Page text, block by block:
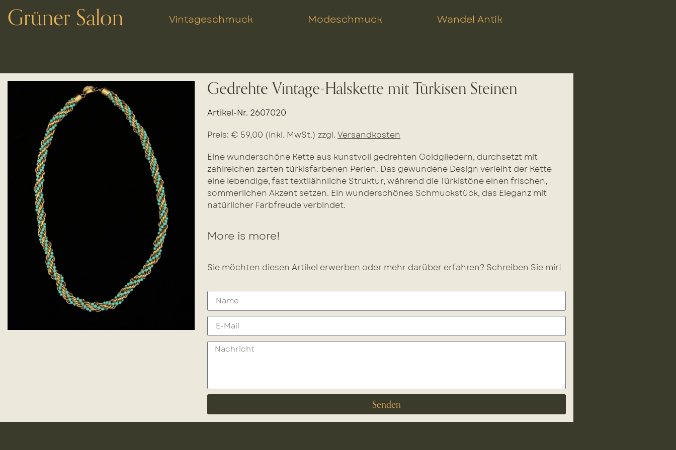
Grüner Salon Vintageschmuck Modeschmuck Wandel Antik
Gedrehte Vintage-Halskette mit Türkisen Steinen
Artikel-Nr. 2607020
Preis: € 59,00 (inkl. MwSt.) zzgl. Versandkosten
Eine wunderschöne Kette aus kunstvoll gedrehten Goldgliedern, durchsetzt mit
zahlreichen zarten türkisfarbenen Perlen. Das gewundene Design verleiht der Kette
eine lebendige, fast textilähnliche Struktur, während die Türkistöne einen frischen,
sommerlichen Akzent setzen. Ein wunderschönes Schmuckstück, das Eleganz mit
natürlicher Farbfreude verbindet.
More is more!
Sie möchten diesen Artikel erwerben oder mehr darüber erfahren? Schreiben Sie mir!
Senden